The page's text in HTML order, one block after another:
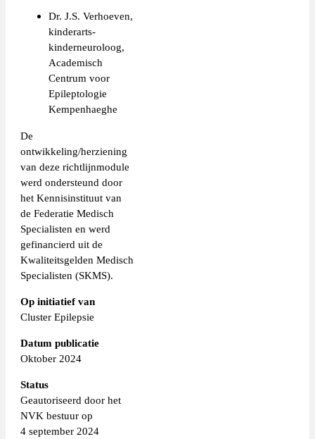
Dr. J.S. Verhoeven,
kinderarts-
kinderneuroloog,
Academisch
Centrum voor
Epileptologie
Kempenhaeghe
De
ontwikkeling/herziening
van deze richtlijnmodule
werd ondersteund door
het Kennisinstituut van
de Federatie Medisch
Specialisten en werd
gefinancierd uit de
Kwaliteitsgelden Medisch
Specialisten (SKMS).
Op initiatief van
Cluster Epilepsie
Datum publicatie
Oktober 2024
Status
Geautoriseerd door het
NVK bestuur op
4 september 2024